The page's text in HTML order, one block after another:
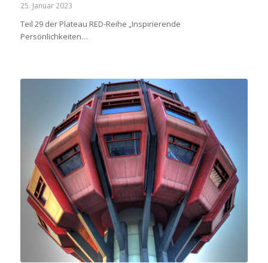
25. Januar 2023
Teil 29 der Plateau RED-Reihe „Inspirierende
Persönlichkeiten…